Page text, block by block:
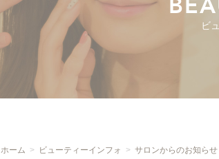
ビ
ホーム ビューティーインフォ サロンからのお知らせ